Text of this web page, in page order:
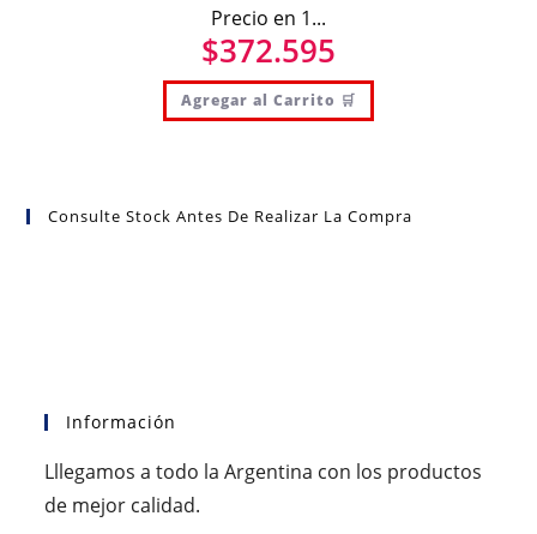
Precio en 1...
$372.595
Agregar al Carrito 🛒
Consulte Stock Antes De Realizar La Compra
Información
Lllegamos a todo la Argentina con los productos
de mejor calidad.